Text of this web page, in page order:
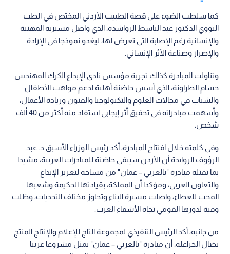
كما سلطت الضوء على قصة الطبيب الأردني المختص في الطب
النووي الدكتور عبد الباسط الرواشدة، الذي واصل مسيرته المهنية
والإنسانية رغم الإصابة التي تعرض لها، ليغدو نموذجا في الإرادة
والإصرار وصناعة الأثر الإنساني.
وتناولت المبادرة كذلك تجربة مؤسس نادي الإبداع الكرك المهندس
حسام الطراونة، الذي أسس حاضنة أهلية لدعم مواهب الأطفال
والشباب في مجالات العلوم والتكنولوجيا والفنون وريادة الأعمال،
وأسهمت مبادراته في تحقيق أثر إيجابي استفاد منه أكثر من 40 ألف
شخص.
وفي كلمته خلال افتتاح المبادرة، أكد رئيس الوزراء الأسبق د. عبد
الرؤوف الروابدة أن الأردن سيبقى حاضنة للمبادرات العربية، مشيدا
بما تمثله مبادرة "بالعربي – عمان" من مساحة لتعزيز الإبداع
والتعاون العربي، ومؤكدا أن المملكة، بقيادتها الحكيمة وشعبها
المحب للعطاء، واصلت مسيرة البناء وتجاوز مختلف التحديات، وظلت
وفية لدورها القومي تجاه الأشقاء العرب.
من جانبه، أكد الرئيس التنفيذي لمجموعة التاج للإعلام والإنتاج المنتج
نضال الخزاعلة، أن مبادرة "بالعربي – عمان" تمثل مشروعا عربيا